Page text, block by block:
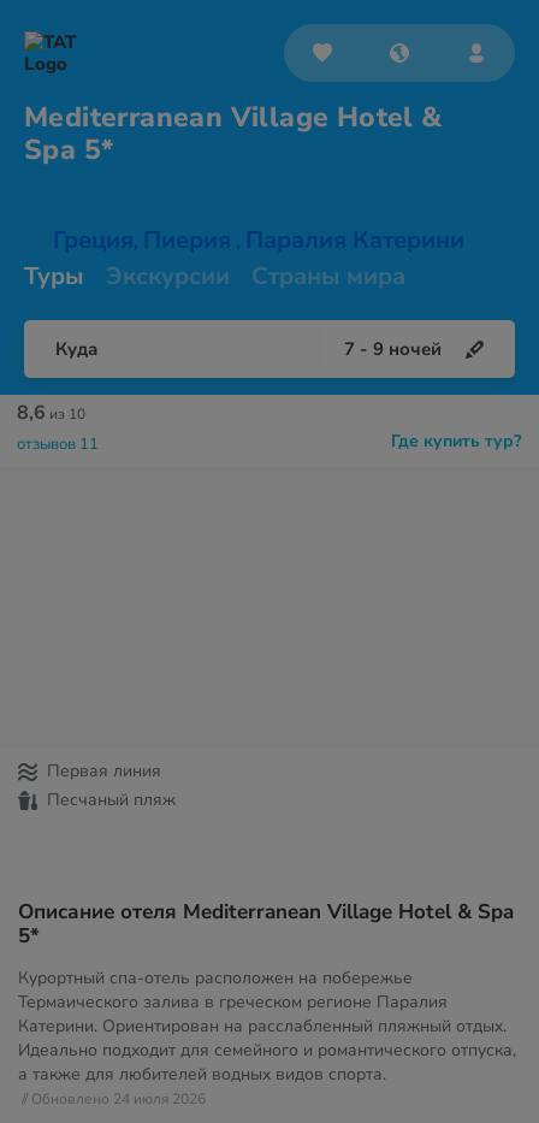
Mediterranean Village Hotel &
Spa 5*
Греция, Пиерия , Паралия Катерини
Туры
Экскурсии Страны мира
Куда 7 - 9 ночей
Где купить тур?
8,6 из 10
отзывов 11
Первая линия
Песчаный пляж
Описание отеля Mediterranean Village Hotel & Spa
5*
Курортный спа-отель расположен на побережье
Термаического залива в греческом регионе Паралия
Катерини. Ориентирован на расслабленный пляжный отдых.
Идеально подходит для семейного и романтического отпуска,
а также для любителей водных видов спорта.
// Обновлено 24 июля 2026